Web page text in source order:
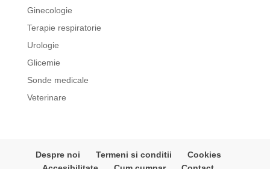
Ginecologie
Terapie respiratorie
Urologie
Glicemie
Sonde medicale
Veterinare
Despre noi Termeni si conditii
Cookies